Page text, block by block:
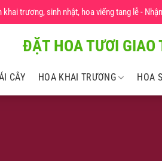
trương, sinh nhật, hoa viếng tang lễ -
ĐẶT HOA TƯƠI GIAO
CÂY HOA KHAI TRƯƠNG HOA